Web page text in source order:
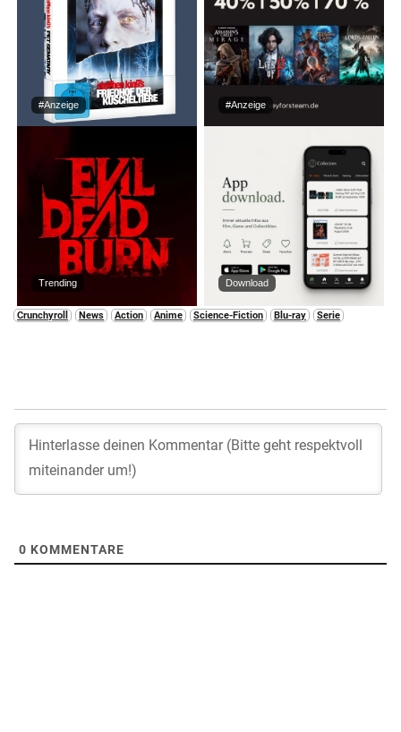
#Anzeige #Anzeige
Trending Download
Crunchyroll News Action Anime Science-Fiction Blu-ray Serie
0 KOMMENTARE